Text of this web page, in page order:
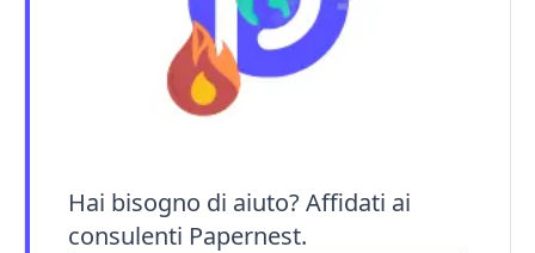
Hai bisogno di aiuto? Affidati ai
consulenti Papernest.